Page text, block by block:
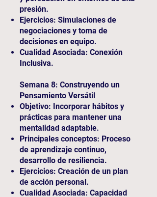
presión.
Ejercicios: Simulaciones de
negociaciones y toma de
decisiones en equipo.
Cualidad Asociada: Conexión
Inclusiva.
Semana 8: Construyendo un
Pensamiento Versátil
Objetivo: Incorporar hábitos y
prácticas para mantener una
mentalidad adaptable.
Principales conceptos: Proceso
de aprendizaje continuo,
desarrollo de resiliencia.
Ejercicios: Creación de un plan
de acción personal.
Cualidad Asociada: Capacidad